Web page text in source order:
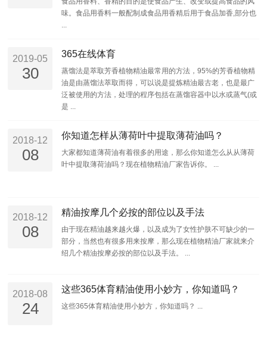
味。食品用香料一般配制成食品用香精后用于食品加香,部分也
2019-05
30
365在线体育
蒸馏法是萃取芳香植物精油最常用的方法，95%的芳香植物精
油是由蒸馏法萃取而得，可以说是提炼精油最古老，也是最广
泛被使用的方法，处理的程序包括在蒸馏容器中以水或蒸气(或
是 ...
2018-12
08
你知道怎样从薄荷叶中提取薄荷油吗？
大家都知道薄荷油有着很多的用途，那么你知道怎么从从薄荷
叶中提取薄荷油吗？现在植物精油厂家告诉你。 ...
2018-12
08
精油按摩几个必按的部位以及手法
由于现在精油越来越火爆，以及成为了女性护肤不可缺少的一
部分，当然也有很多用来按摩，那么现在植物精油厂家就来介
绍几个精油按摩必按的部位以及手法。 ...
2018-08
24
这些365体育精油使用小妙方，你知道吗？
这些365体育精油使用小妙方，你知道吗？ ...